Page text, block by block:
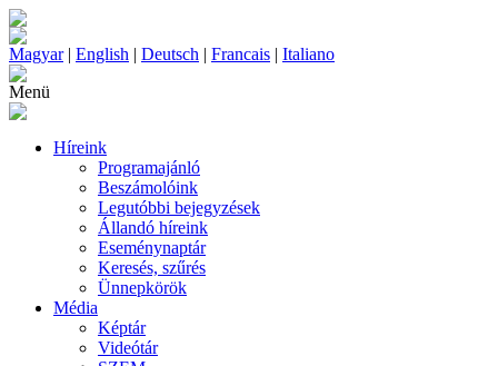
Magyar| English | Deutsch | Francais | Italiano
Menü
Híreink
Programajánló
Beszámolóink
Legutóbbi bejegyzések
Állandó híreink
Eseménynaptár
Keresés, szűrés
Ünnepkörök
Média
Képtár
Videótár